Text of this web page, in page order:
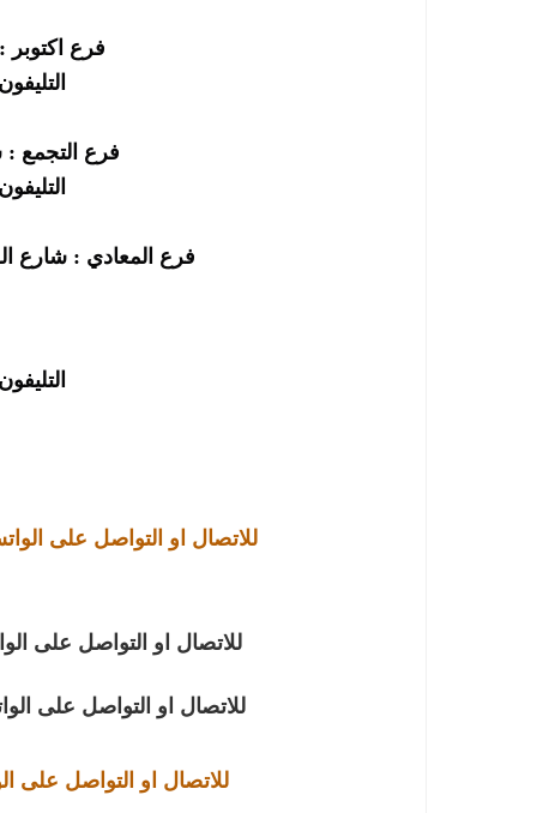
فرع اكتوبر
التليفون :
فرع التجمع :
التليفون :
فرع المعادي : شارع
التليفون :
للاتصال او التواصل على
للاتصال او التواصل على
للاتصال او التواصل على
للاتصال او التواصل على